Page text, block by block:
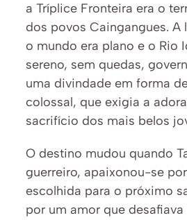
a Tríplice Fronteira era o
dos povos Caingangues. A
o mundo era plano e o Rio
sereno, sem quedas,
uma divindade em forma
colossal, que exigia a
sacrifício dos mais belos
O destino mudou quando
guerreiro, apaixonou-se
escolhida para o próximo
por um amor que